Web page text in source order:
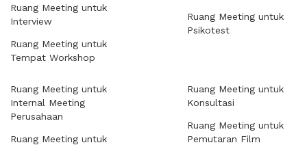
Ruang Meeting untuk
Interview
Ruang Meeting untuk
Tempat Workshop
Ruang Meeting untuk
Psikotest
Ruang Meeting untuk
Internal Meeting
Perusahaan
Ruang Meeting untuk
Ruang Meeting untuk
Konsultasi
Ruang Meeting untuk
Pemutaran Film